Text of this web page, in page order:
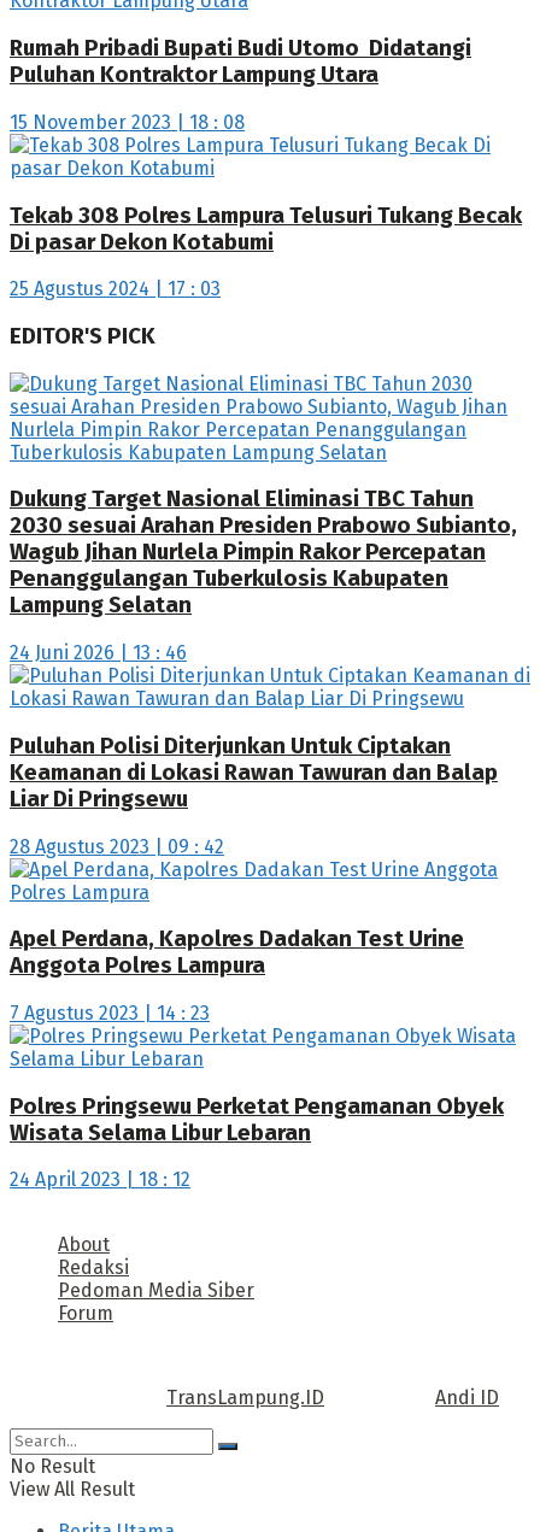
Rumah Pribadi Bupati Budi Utomo Didatangi
Puluhan Kontraktor Lampung Utara
15 November 2023 | 18 : 08
Tekab 308 Polres Lampura Telusuri Tukang Becak
Di pasar Dekon Kotabumi
25 Agustus 2024 | 17 : 03
EDITOR'S PICK
Dukung Target Nasional Eliminasi TBC Tahun
2030 sesuai Arahan Presiden Prabowo Subianto,
Wagub Jihan Nurlela Pimpin Rakor Percepatan
Penanggulangan Tuberkulosis Kabupaten
Lampung Selatan
24 Juni 2026 | 13 : 46
Puluhan Polisi Diterjunkan Untuk Ciptakan
Keamanan di Lokasi Rawan Tawuran dan Balap
Liar Di Pringsewu
28 Agustus 2023 | 09 : 42
Apel Perdana, Kapolres Dadakan Test Urine
Anggota Polres Lampura
7 Agustus 2023 | 14 : 23
Polres Pringsewu Perketat Pengamanan Obyek
Wisata Selama Libur Lebaran
24 April 2023 | 18 : 12
About
Redaksi
Pedoman Media Siber
Forum
TransLampung.ID Andi ID
No Result
View All Result